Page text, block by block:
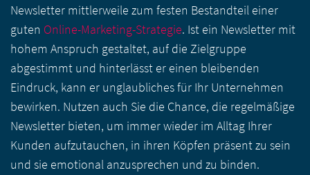
Newsletter mittlerweile zum festen Bestandteil einer
guten Online-Marketing-Strategie. Ist ein Newsletter mit
hohem Anspruch gestaltet, auf die Zielgruppe
abgestimmt und hinterlässt er einen bleibenden
Eindruck, kann er unglaubliches für Ihr Unternehmen
bewirken. Nutzen auch Sie die Chance, die regelmäßige
Newsletter bieten, um immer wieder im Alltag Ihrer
Kunden aufzutauchen, in ihren Köpfen präsent zu sein
und sie emotional anzusprechen und zu binden.